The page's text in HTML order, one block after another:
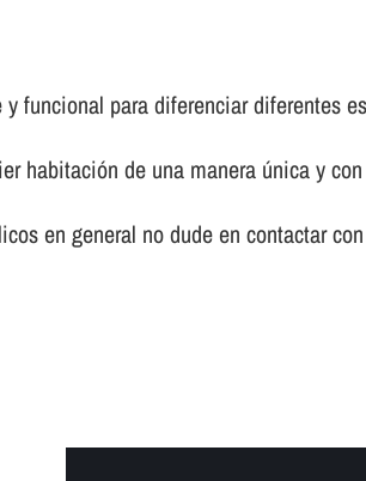
funcional para diferenciar diferentes
habitación de una manera única y
en general no dude en contactar